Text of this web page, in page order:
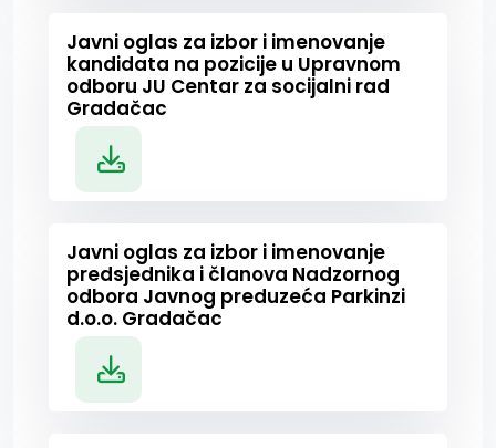
Javni oglas za izbor i imenovanje
kandidata na pozicije u Upravnom
odboru JU Centar za socijalni rad
Gradačac
Javni oglas za izbor i imenovanje
predsjednika i članova Nadzornog
odbora Javnog preduzeća Parkinzi
d.o.o. Gradačac